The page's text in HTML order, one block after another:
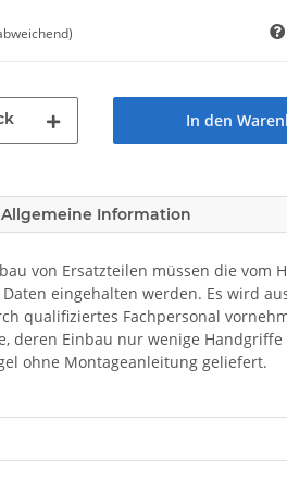
In den
Allgemeine Information
von Ersatzteilen müssen die vom
eingehalten werden. Es wird
qualifiziertes Fachpersonal
deren Einbau nur wenige
ohne Montageanleitung geliefert.